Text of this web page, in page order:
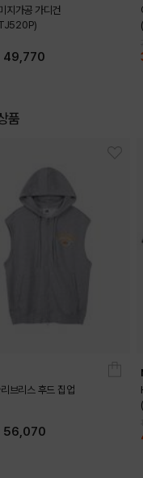
지가공 가디건
49,770
품
브리스 후드 집업
56,070